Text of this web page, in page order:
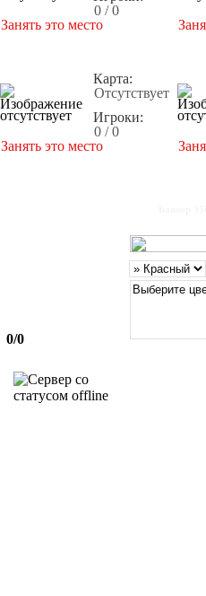
0 / 0
Занять это место
Карта:
Отсутствует
Игроки:
0 / 0
Занять это место
0/0